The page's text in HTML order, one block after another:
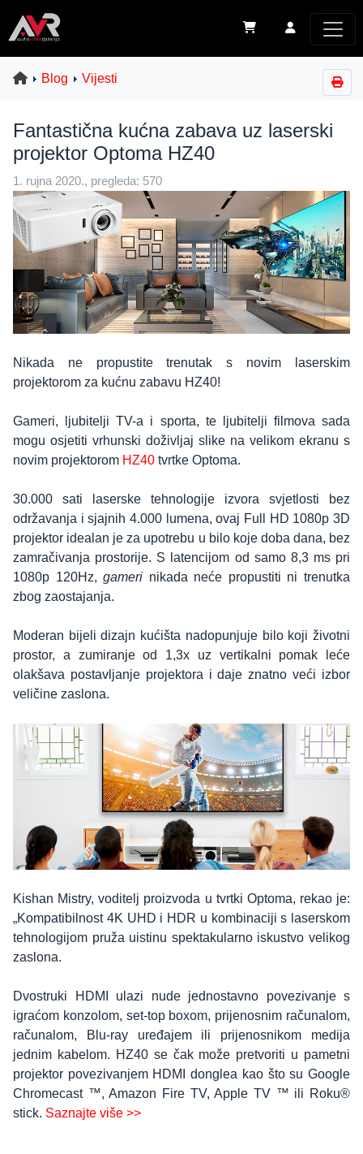
Blog Vijesti
Fantastična kućna zabava uz laserski
projektor Optoma HZ40
1. rujna 2020., pregleda: 570
Nikada ne propustite trenutak s novim laserskim
projektorom za kućnu zabavu HZ40!
Gameri, ljubitelji TV-a i sporta, te ljubitelji filmova sada
mogu osjetiti vrhunski doživljaj slike na velikom ekranu s
novim projektorom HZ40 tvrtke Optoma.
30.000 sati laserske tehnologije izvora svjetlosti bez
održavanja i sjajnih 4.000 lumena, ovaj Full HD 1080p 3D
projektor idealan je za upotrebu u bilo koje doba dana, bez
zamračivanja prostorije. S latencijom od samo 8,3 ms pri
1080p 120Hz,gameri nikada neće propustiti ni trenutka
zbog zaostajanja.
Moderan bijeli dizajn kućišta nadopunjuje bilo koji životni
prostor, a zumiranje od 1,3x uz vertikalni pomak leće
olakšava postavljanje projektora i daje znatno veći izbor
veličine zaslona.
Kishan Mistry, voditelj proizvoda u tvrtki Optoma, rekao je:
„Kompatibilnost 4K UHD i HDR u kombinaciji s laserskom
tehnologijom pruža uistinu spektakularno iskustvo velikog
zaslona.
Dvostruki HDMI ulazi nude jednostavno povezivanje s
igraćom konzolom, set-top boxom, prijenosnim računalom,
računalom, Blu-ray uređajem ili prijenosnikom medija
jednim kabelom. HZ40 se čak može pretvoriti u pametni
projektor povezivanjem HDMI donglea kao što su Google
Chromecast ™, Amazon Fire TV, Apple TV ™ ili Roku®
stick. Saznajte više >>